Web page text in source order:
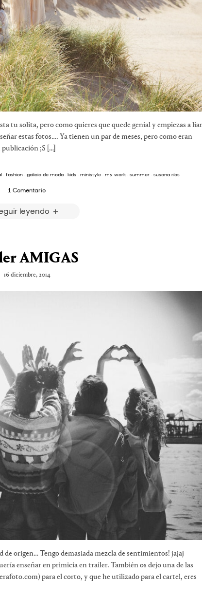
tu solita, pero como quieres que quede genial y empiezas a liar
estas fotos…. Ya tienen un par de meses, pero como eran
publicación ;S […]
· fashion · galicia de moda · kids · ministyle · my work · summer · susana ríos
1 Comentario
leyendo
AMIGAS
16 diciembre, 2014
origen… Tengo demasiada mezcla de sentimientos! jajaj
enseñar en primicia en trailer. También os dejo una de las
para el corto, y que he utilizado para el cartel, eres